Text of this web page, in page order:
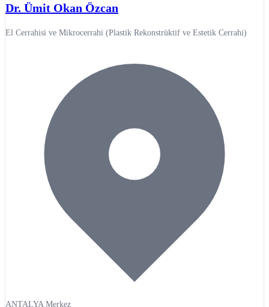
Dr. Ümit Okan Özcan
El Cerrahisi ve Mikrocerrahi (Plastik Rekonstrüktif ve Estetik Cerrahi)
ANTALYA Merkez